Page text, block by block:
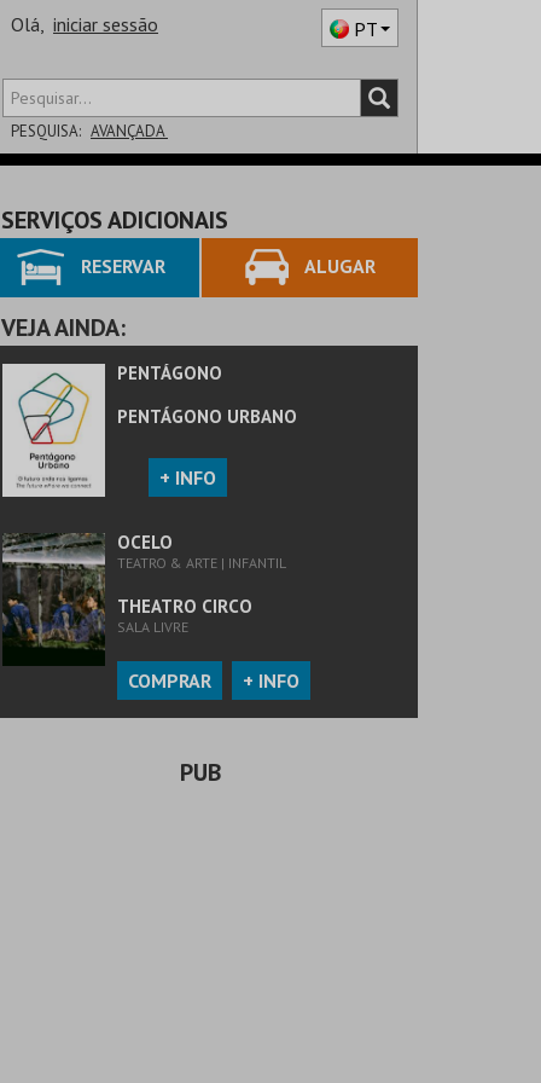
Olá, iniciar sessão PT
PESQUISA: AVANÇADA
SALA
SERVIÇOS ADICIONAIS
RESERVAR ALUGAR
VEJA AINDA:
PENTÁGONO
PENTÁGONO URBANO
+ INFO
OCELO
TEATRO & ARTE | INFANTIL
THEATRO CIRCO
SALA LIVRE
COMPRAR + INFO
PUB